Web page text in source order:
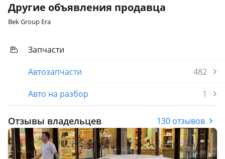
Другие объявления продавца
Bek Group Era
Запчасти
Автозапчасти
482
Авто на разбор
1
Отзывы владельцев 130 отзывов